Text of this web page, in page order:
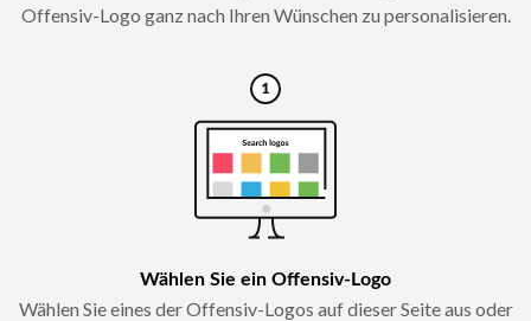
Offensiv-Logo ganz nach Ihren Wünschen zu personalisieren.
Wählen Sie ein Offensiv-Logo
Wählen Sie eines der Offensiv-Logos auf dieser Seite aus oder